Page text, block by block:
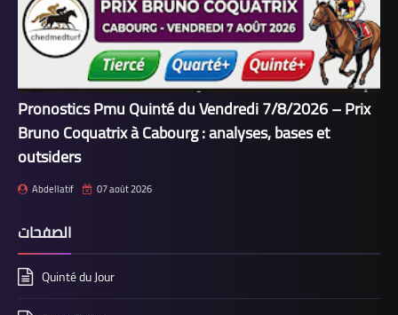
Pronostics Pmu Quinté du Vendredi 7/8/2026 – Prix
Bruno Coquatrix à Cabourg : analyses, bases et
outsiders
Abdellatif 07 août 2026
الصفحات
Quinté du Jour